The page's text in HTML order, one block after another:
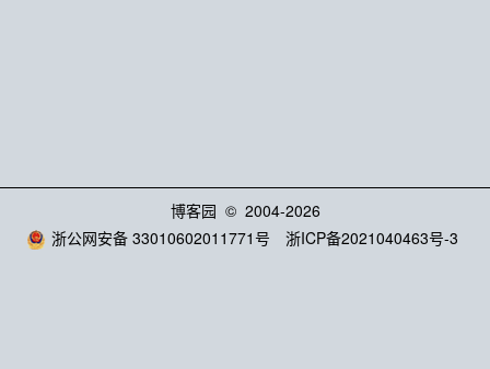
博客园 © 2004-2026
浙公网安备 33010602011771号
浙ICP备2021040463号-3